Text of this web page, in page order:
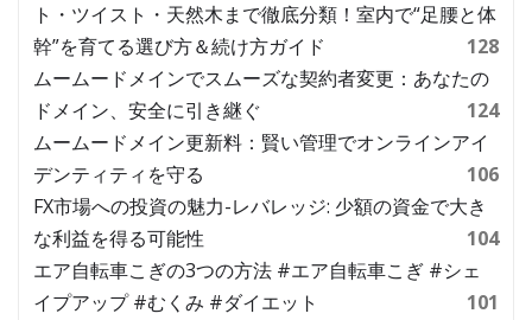
ト・ツイスト・天然木まで徹底分類！室内で“足腰と体
幹”を育てる選び方＆続け方ガイド
128
ムームードメインでスムーズな契約者変更：あなたの
ドメイン、安全に引き継ぐ
124
ムームードメイン更新料：賢い管理でオンラインアイ
デンティティを守る
106
FX市場への投資の魅力-レバレッジ: 少額の資金で大き
な利益を得る可能性
104
エア自転車こぎの3つの方法 #エア自転車こぎ #シェ
イプアップ #むくみ #ダイエット
101